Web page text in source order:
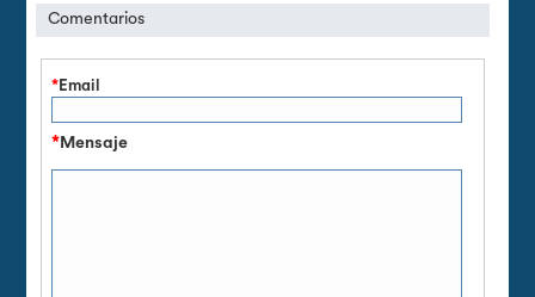
Comentarios
*Email
*Mensaje